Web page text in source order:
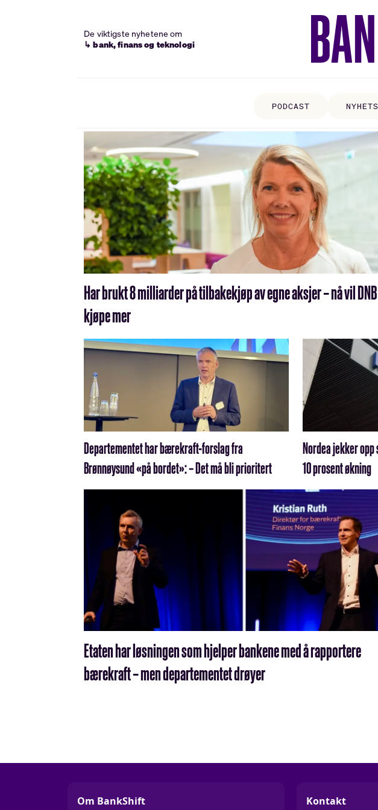
De viktigste nyhetene om
↳ bank, finans og teknologi
PODCAST
nærings-
fiskeridepartementet
Har brukt 8 milliarder på tilbakekjøp av egne aksjer – nå vil DNB
kjøpe mer
Departementet har bærekraft-forslag fra
Brønnøysund «på bordet»: – Det må bli prioritert
Nordea jekker
10 prosent økning
Etaten har løsningen som hjelper bankene med å rapportere
bærekraft – men departementet drøyer
Om BankShift Kontakt